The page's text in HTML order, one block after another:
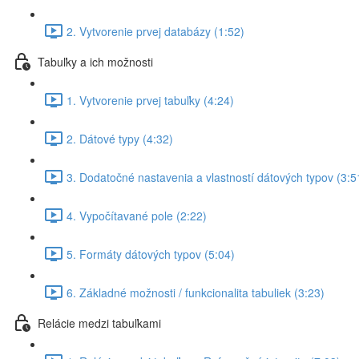
2. Vytvorenie prvej databázy (1:52)
Tabuľky a ich možnosti
1. Vytvorenie prvej tabuľky (4:24)
2. Dátové typy (4:32)
3. Dodatočné nastavenia a vlastností dátových typov
4. Vypočítavané pole (2:22)
5. Formáty dátových typov (5:04)
6. Základné možnosti / funkcionalita tabuliek (3:23)
Relácie medzi tabuľkami